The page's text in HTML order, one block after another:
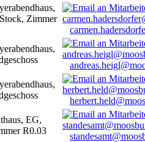
Zimmer
EG,
R0.03